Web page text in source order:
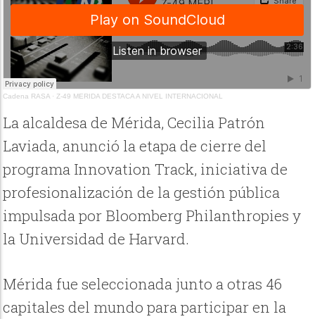
Cadena RASA · Z-49 MERIDA DESTACA A NIVEL INTERNACIONAL
La alcaldesa de Mérida, Cecilia Patrón
Laviada, anunció la etapa de cierre del
programa Innovation Track, iniciativa de
profesionalización de la gestión pública
impulsada por Bloomberg Philanthropies y
la Universidad de Harvard.
Mérida fue seleccionada junto a otras 46
capitales del mundo para participar en la